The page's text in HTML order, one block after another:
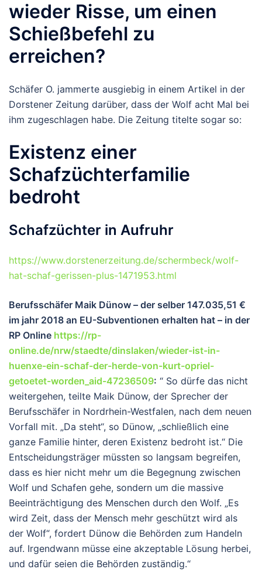
wieder Risse, um einen
Schießbefehl zu
erreichen?
Schäfer O. jammerte ausgiebig in einem Artikel in der
Dorstener Zeitung darüber, dass der Wolf acht Mal bei
ihm zugeschlagen habe. Die Zeitung titelte sogar so:
Existenz einer
Schafzüchterfamilie
bedroht
Schafzüchter in Aufruhr
https://www.dorstenerzeitung.de/schermbeck/wolf-
hat-schaf-gerissen-plus-1471953.html
Berufsschäfer Maik Dünow – der selber 147.035,51 €
im jahr 2018 an EU-Subventionen erhalten hat – in der
RP Online https://rp-
online.de/nrw/staedte/dinslaken/wieder-ist-in-
huenxe-ein-schaf-der-herde-von-kurt-opriel-
getoetet-worden_aid-47236509: “ So dürfe das nicht
weitergehen, teilte Maik Dünow, der Sprecher der
Berufsschäfer in Nordrhein-Westfalen, nach dem neuen
Vorfall mit. „Da steht“, so Dünow, „schließlich eine
ganze Familie hinter, deren Existenz bedroht ist.“ Die
Entscheidungsträger müssten so langsam begreifen,
dass es hier nicht mehr um die Begegnung zwischen
Wolf und Schafen gehe, sondern um die massive
Beeinträchtigung des Menschen durch den Wolf. „Es
wird Zeit, dass der Mensch mehr geschützt wird als
der Wolf“, fordert Dünow die Behörden zum Handeln
auf. Irgendwann müsse eine akzeptable Lösung herbei,
und dafür seien die Behörden zuständig.“